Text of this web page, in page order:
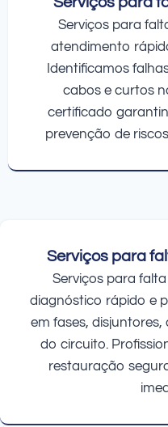
Serviços para
atendimento
Identificamos
cabos e curtos
certificado
prevenção de
Serviços para
Serviços para
diagnóstico rápido e
em fases,
do circuito.
restauração